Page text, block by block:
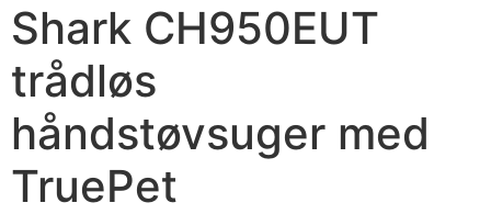
Shark CH950EUT
trådløs
håndstøvsuger med
TruePet